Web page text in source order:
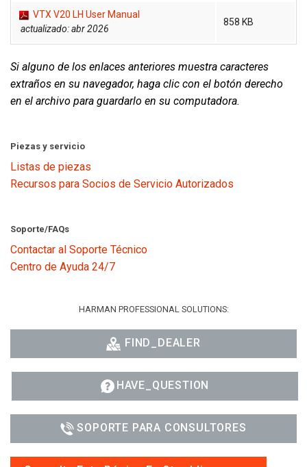
VTX V20 LH User Manual
actualizado: abr 2026
858 KB
Si alguno de los enlaces anteriores muestra caracteres
extraños en su navegador, haga clic con el botón derecho
en el archivo para guardarlo en su computadora.
Piezas y servicio
Listas de piezas
Recursos para Socios de Servicio Autorizados
Soporte/FAQs
Contactar al Soporte Técnico
Centro de Ayuda 24/7
HARMAN PROFESSIONAL SOLUTIONS:
FIND_DEALER
HAVE_QUESTION
SOPORTE PARA CONSULTORES